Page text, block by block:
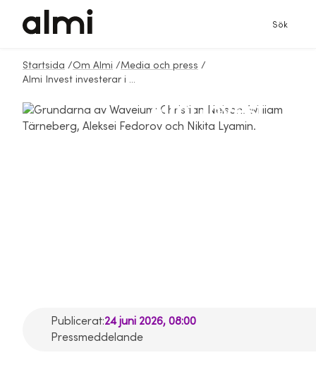
Sök
Startsida /Om Almi /Media och press /
Almi Invest investerar i Waveium för snabbare simulering av trådlösa nätverk
Almi Invest
investerar i
Publicerat:24 juni 2026, 08:00
Pressmeddelande